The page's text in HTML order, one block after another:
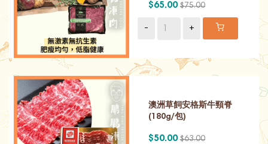
$65.00 $75.00
- +
澳洲草飼安格斯牛頸脊
(180g/包)
$50.00 $63.00